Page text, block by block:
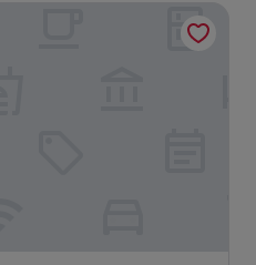
Fisherman's Wharf